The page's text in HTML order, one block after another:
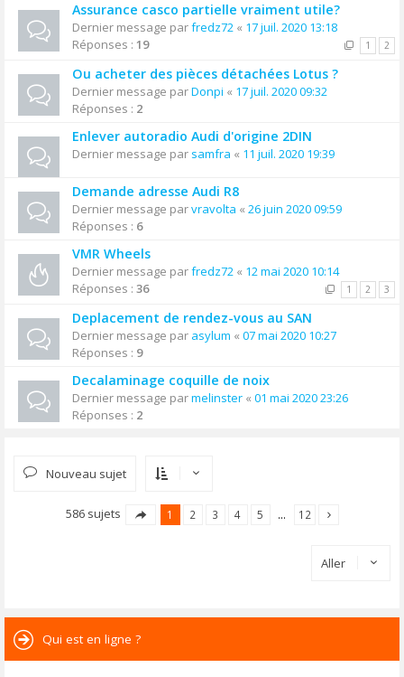
Assurance casco partielle vraiment utile?
Dernier message parfredz72 « 17 juil. 2020 13:18
Réponses : 19 1 2
Ou acheter des pièces détachées Lotus ?
Dernier message parDonpi « 17 juil. 2020 09:32
Réponses : 2
Enlever autoradio Audi d'origine 2DIN
Dernier message par samfra « 11 juil. 2020 19:39
Demande adresse Audi R8
Dernier message parvravolta « 26 juin 2020 09:59
Réponses : 6
VMR Wheels
Dernier message parfredz72 « 12 mai 2020 10:14
Réponses : 36 1 2 3
Deplacement de rendez-vous au SAN
Dernier message par asylum « 07 mai 2020 10:27
Réponses : 9
Decalaminage coquille de noix
Dernier message parmelinster « 01 mai 2020 23:26
Réponses : 2
Nouveau sujet
586 sujets 1 2 3 4 5 … 12
Aller
Qui est en ligne ?